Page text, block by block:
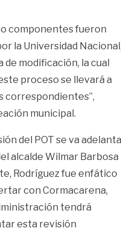
componentes fueron
la Universidad
modificación, la cual
proceso se llevará a
correspondientes”,
municipal.
del POT se va
alcalde Wilmar Barbosa
Rodríguez fue enfático
con Cormacarena,
tendrá
esta revisión